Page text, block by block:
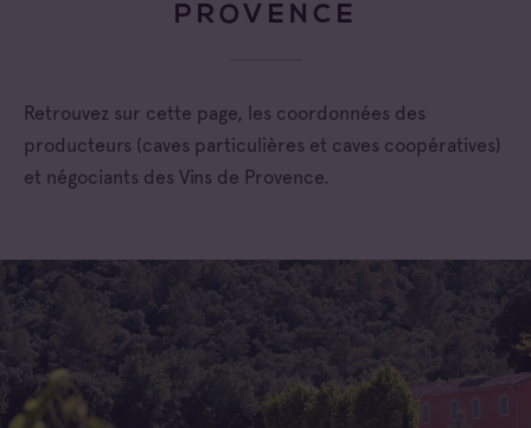
PROVENCE
Retrouvez sur cette page, les coordonnées des
producteurs (caves particulières et caves coopératives)
et négociants des Vins de Provence.